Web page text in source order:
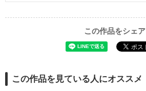
この作品をシェア
この作品を見ている人にオススメ